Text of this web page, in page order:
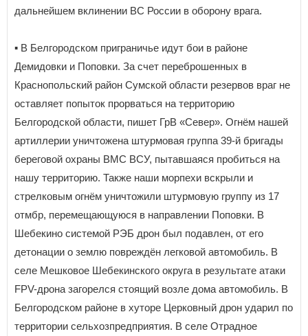
дальнейшем вклинении ВС России в оборону врага.
▪️ В Белгородском приграничье идут бои в районе
Демидовки и Поповки. За счет переброшенных в
Краснопольский район Сумской области резервов враг не
оставляет попыток прорваться на территорию
Белгородской области, пишет ГрВ «Север». Огнём нашей
артиллерии уничтожена штурмовая группа 39-й бригады
береговой охраны ВМС ВСУ, пытавшаяся пробиться на
нашу территорию. Также наши морпехи вскрыли и
стрелковым огнём уничтожили штурмовую группу из 17
отмбр, перемещающуюся в направлении Поповки. В
Шебекино системой РЭБ дрон был подавлен, от его
детонации о землю повреждён легковой автомобиль. В
селе Мешковое Шебекинского округа в результате атаки
FPV-дрона загорелся стоящий возле дома автомобиль. В
Белгородском районе в хуторе Церковный дрон ударил по
территории сельхозпредприятия. В селе Отрадное